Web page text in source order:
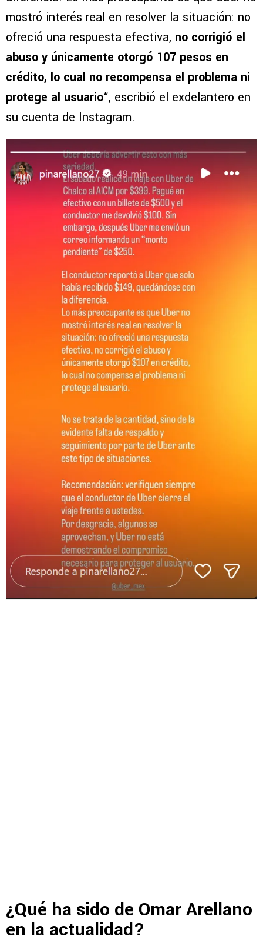
mostró interés real en resolver la situación: no
ofreció una respuesta efectiva, no corrigió el
abuso y únicamente otorgó 107 pesos en
crédito, lo cual no recompensa el problema ni
protege al usuario“, escribió el exdelantero en
su cuenta de Instagram.
¿Qué ha sido de Omar Arellano
en la actualidad?